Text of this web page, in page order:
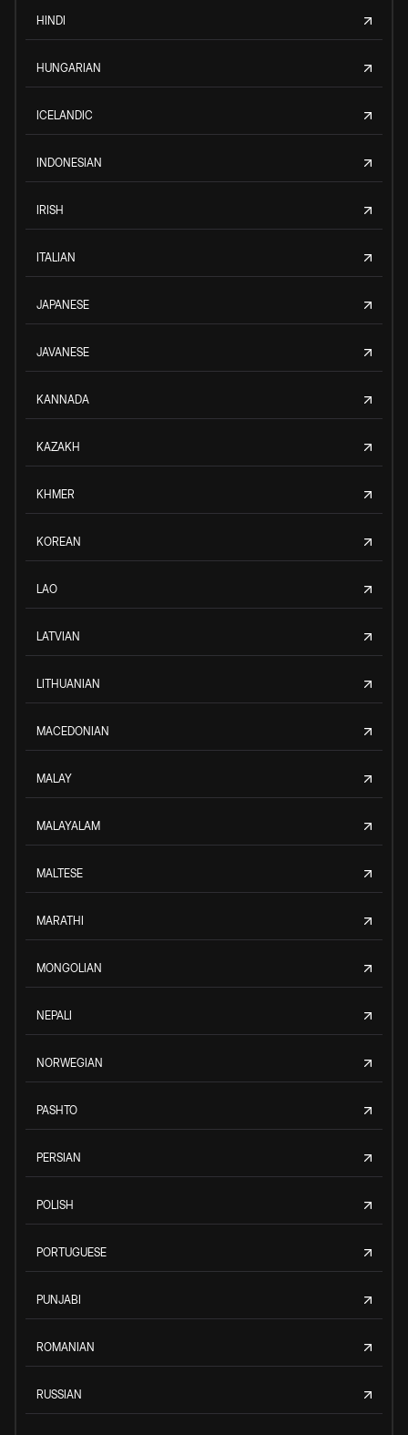
HINDI
HUNGARIAN
ICELANDIC
INDONESIAN
IRISH
ITALIAN
JAPANESE
JAVANESE
KANNADA
KAZAKH
KHMER
KOREAN
LAO
LATVIAN
LITHUANIAN
MACEDONIAN
MALAY
MALAYALAM
MALTESE
MARATHI
MONGOLIAN
NEPALI
NORWEGIAN
PASHTO
PERSIAN
POLISH
PORTUGUESE
PUNJABI
ROMANIAN
RUSSIAN